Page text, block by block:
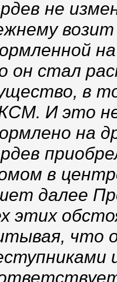
не
он стал
в
И это
на
в
далее
этих
что